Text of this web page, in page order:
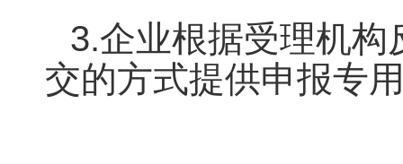
3.企业根据受理机
交的方式提供申报专